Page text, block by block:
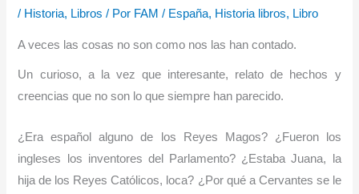
/ Historia, Libros / Por FAM/ España, Historia libros, Libro
A veces las cosas no son como nos las han contado.
Un curioso, a la vez que interesante, relato de hechos y
creencias que no son lo que siempre han parecido.
¿Era español alguno de los Reyes Magos? ¿Fueron los
ingleses los inventores del Parlamento? ¿Estaba Juana, la
hija de los Reyes Católicos, loca? ¿Por qué a Cervantes se le